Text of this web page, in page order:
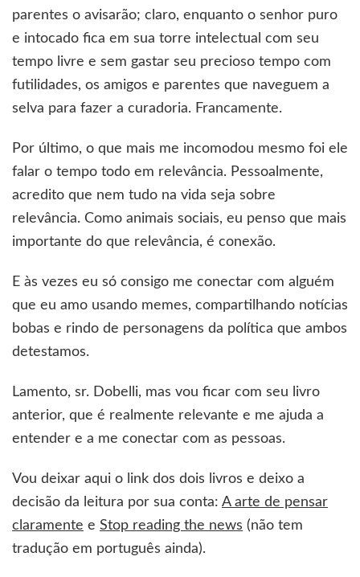
parentes o avisarão; claro, enquanto o senhor puro
e intocado fica em sua torre intelectual com seu
tempo livre e sem gastar seu precioso tempo com
futilidades, os amigos e parentes que naveguem a
selva para fazer a curadoria. Francamente.
Por último, o que mais me incomodou mesmo foi ele
falar o tempo todo em relevância. Pessoalmente,
acredito que nem tudo na vida seja sobre
relevância. Como animais sociais, eu penso que mais
importante do que relevância, é conexão.
E às vezes eu só consigo me conectar com alguém
que eu amo usando memes, compartilhando notícias
bobas e rindo de personagens da política que ambos
detestamos.
Lamento, sr. Dobelli, mas vou ficar com seu livro
anterior, que é realmente relevante e me ajuda a
entender e a me conectar com as pessoas.
Vou deixar aqui o link dos dois livros e deixo a
decisão da leitura por sua conta: A arte de pensar
claramente e Stop reading the news (não tem
tradução em português ainda).